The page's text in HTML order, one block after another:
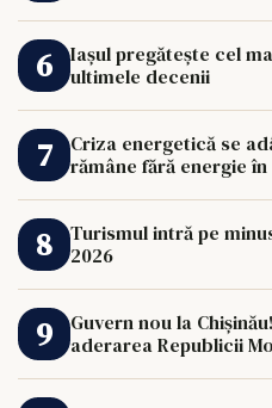
Iașul pregătește cel
ultimele decenii
Criza energetică se
rămâne fără energie
Turismul intră pe
2026
Guvern nou la
aderarea Republicii